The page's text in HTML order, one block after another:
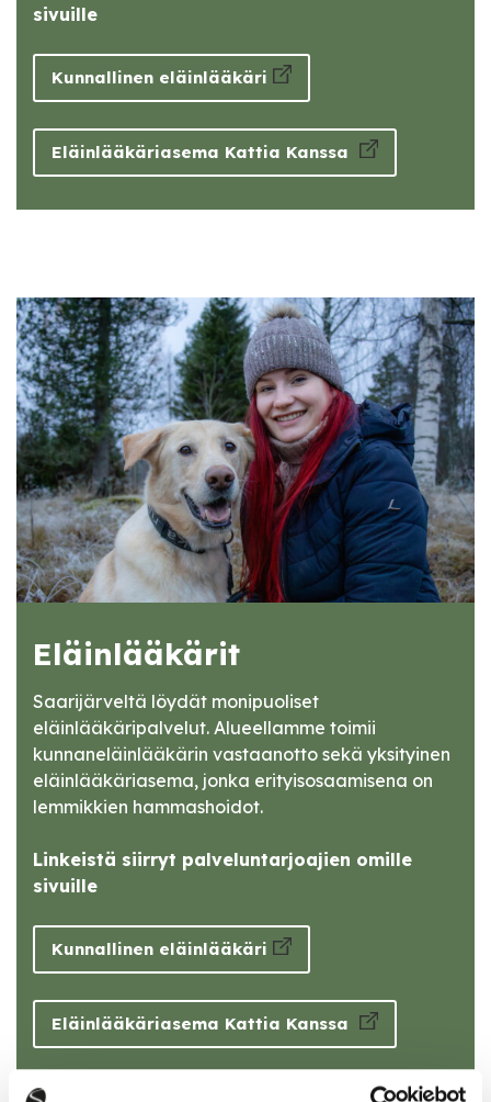
sivuille
Kunnallinen eläinlääkäri
Eläinlääkäriasema Kattia Kanssa
Eläinlääkärit
Saarijärveltä löydät monipuoliset
eläinlääkäripalvelut. Alueellamme toimii
kunnaneläinlääkärin vastaanotto sekä yksityinen
eläinlääkäriasema, jonka erityisosaamisena on
lemmikkien hammashoidot.
Linkeistä siirryt palveluntarjoajien omille
sivuille
Kunnallinen eläinlääkäri
Eläinlääkäriasema Kattia Kanssa